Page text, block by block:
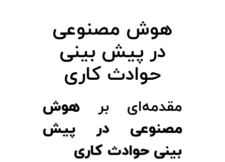
ی
هوش مصنوعی
در پیش بینی
حوادث کاری
مقدمه‌ای بر هوش
مصنوعی در پیش
بینی حوادث کاری